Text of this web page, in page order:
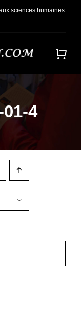
sciences humaines
01-4